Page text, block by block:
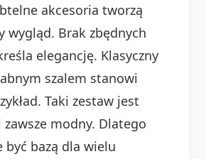
akcesoria tworzą
wygląd. Brak zbędnych
elegancję. Klasyczny
szalem stanowi
Taki zestaw jest
modny. Dlatego
być bazą dla wielu